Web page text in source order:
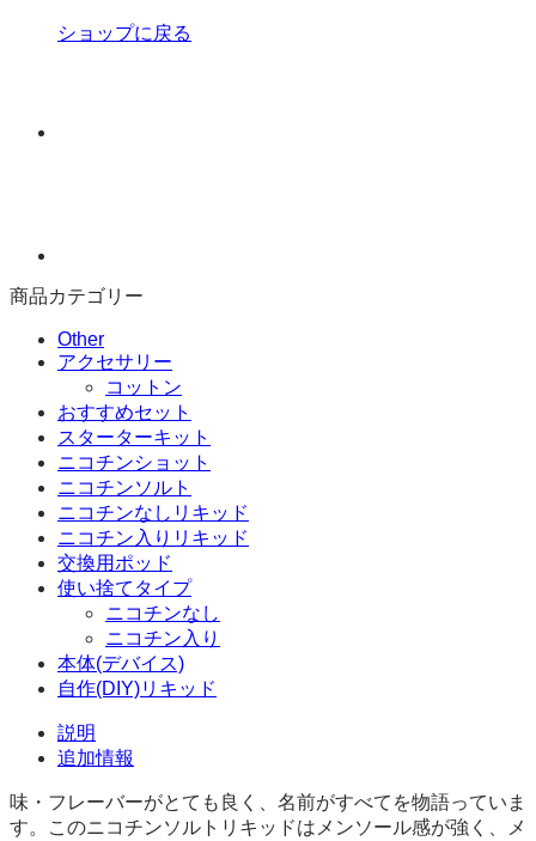
ショップに戻る
ク
チ
ン
ソ
ル
ト
キ
ッ
ド
50mg
30ml
商品カテゴリー
Other
アクセサリー
コットン
おすすめセット
スターターキット
ニコチンショット
ニコチンソルト
ニコチンなしリキッド
ニコチン入りリキッド
交換用ポッド
使い捨てタイプ
ニコチンなし
ニコチン入り
本体(デバイス)
自作(DIY)リキッド
説明
追加情報
味・フレーバーがとても良く、名前がすべてを物語っていま
す。このニコチンソルトリキッドはメンソール感が強く、メ